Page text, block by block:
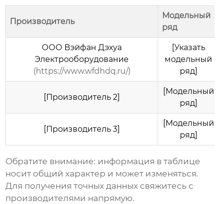
Производитель
Модельный
ряд
ООО Вэйфан Дэхуа
Электрооборудование
(https://www.wfdhdq.ru/)
[Указать
модельный
ряд]
[Производитель 2]
[Модельный
ряд]
[Производитель 3]
[Модельный
ряд]
Обратите внимание: информация в таблице
носит общий характер и может изменяться.
Для получения точных данных свяжитесь с
производителями напрямую.